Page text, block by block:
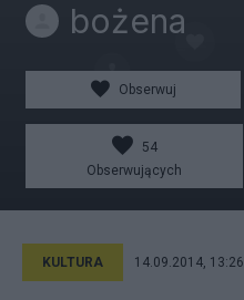
bożena
Obserwuj
54
Obserwujących
KULTURA 14.09.2014, 13:26